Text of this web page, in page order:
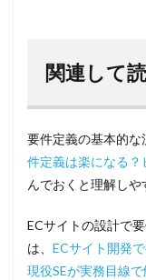
関連して
要件定義の基本的な
件定義は楽になる？
んでおくと理解しや
ECサイトの設計で
は、 ECサイト開発
現役SEが実務目線で